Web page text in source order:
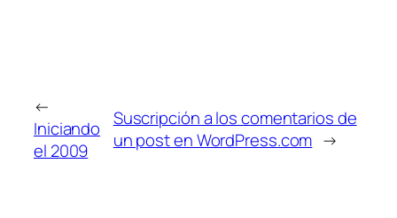
←
Iniciando
el 2009
Suscripción a los comentarios de
un post en WordPress.com →